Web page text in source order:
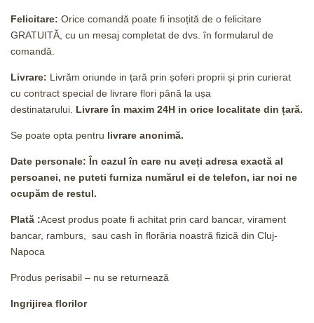
Felicitare: Orice comandă poate fi insoțită de o felicitare
GRATUITĂ, cu un mesaj completat de dvs. în formularul de
comandă.
Livrare: Livrăm oriunde in țară prin șoferi proprii și prin curierat
cu contract special de livrare flori până la ușa
destinatarului. Livrare în maxim 24H in orice localitate din țară.
Se poate opta pentru livrare anonimă.
Date personale: În cazul în care nu aveți adresa exactă al
persoanei, ne puteti furniza numărul ei de telefon, iar noi ne
ocupăm de restul.
Plată :Acest produs poate fi achitat prin card bancar, virament
bancar, ramburs, sau cash în florăria noastră fizică din Cluj-
Napoca
Produs perisabil – nu se returnează
Ingrijirea florilor